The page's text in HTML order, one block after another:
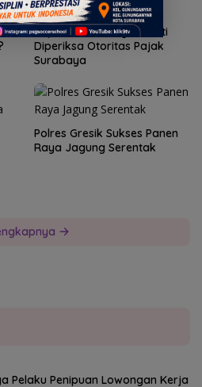
Kepatuhan AG Ny Suharti
Diperiksa Otoritas Pajak
Surabaya
Polres Gresik Sukses Panen
Raya Jagung Serentak
Pelaku Penipuan Lowongan Kerja